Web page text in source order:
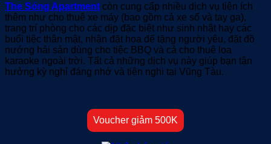
The Sóng Apartment còn cung cấp nhiều dịch vụ tiện ích
thêm như cho thuê xe máy (bao gồm cả xe số và tay ga),
trang trí phòng cho các dịp đặc biệt như sinh nhật hay các
buổi tiệc thân mật, nhận đặt hoa để tặng người yêu, đặt đồ
nướng hải sản dùng cho tiệc BBQ và cả cho thuê loa
karaoke ngoài trời. Tất cả những dịch vụ này giúp bạn tận
hưởng kỳ nghỉ đáng nhớ và tiện nghi tại Vũng Tàu.
Voucher giảm 500K